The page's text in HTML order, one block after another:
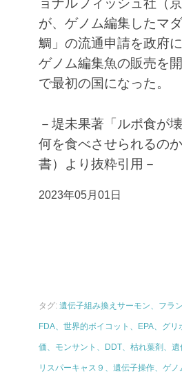
ョナルフィッシュ社（
が、ゲノム編集したマ
鯛」の流通申請を政府
ゲノム編集魚の販売を
で最初の国になった。
－堤未果著「ルポ食が
何を食べさせられるの
書）より抜粋引用－
2023年05月01日
タグ: 遺伝子組み換えサーモン、フラ
FDA、世界的ボイコット、EPA、グ
価、モンサント、DDT、枯れ葉剤、
リスパーキャス９、遺伝子操作、ゲ